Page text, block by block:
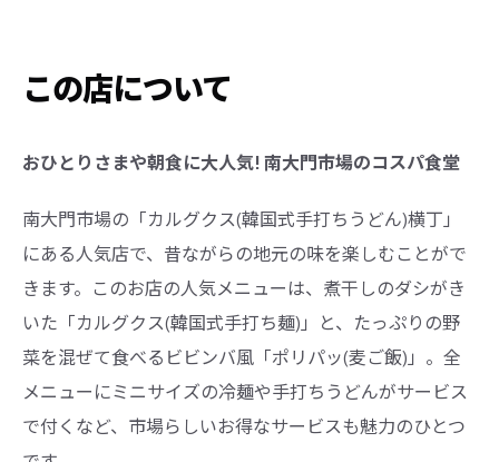
この店について
おひとりさまや朝食に大人気! 南大門市場のコスパ食堂
南大門市場の「カルグクス(韓国式手打ちうどん)横丁」
にある人気店で、昔ながらの地元の味を楽しむことがで
きます。このお店の人気メニューは、煮干しのダシがき
いた「カルグクス(韓国式手打ち麺)」と、たっぷりの野
菜を混ぜて食べるビビンバ風「ポリパッ(麦ご飯)」。全
メニューにミニサイズの冷麺や手打ちうどんがサービス
で付くなど、市場らしいお得なサービスも魅力のひとつ